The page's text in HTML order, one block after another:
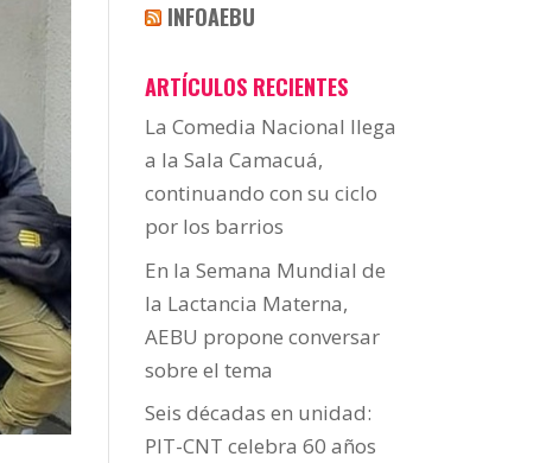
INFOAEBU
ARTÍCULOS RECIENTES
La Comedia Nacional llega
a la Sala Camacuá,
continuando con su ciclo
por los barrios
En la Semana Mundial de
la Lactancia Materna,
AEBU propone conversar
sobre el tema
Seis décadas en unidad:
PIT-CNT celebra 60 años